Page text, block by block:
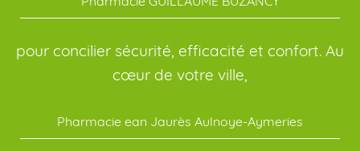
pour concilier sécurité, efficacité et confort. Au
cœur de votre ville,
Pharmacie ean Jaurès Aulnoye-Aymeries